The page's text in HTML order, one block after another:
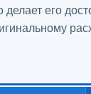
делает его